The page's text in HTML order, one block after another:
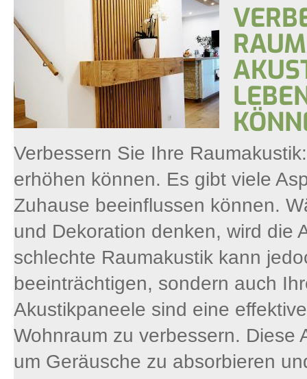
Verbessern Sie Ihre
erhöhen können. Es gibt viele
Zuhause beeinflussen können.
und Dekoration denken, wird die
schlechte Raumakustik kann
beeinträchtigen, sondern auch
Akustikpaneele sind eine
Wohnraum zu verbessern. Diese
um Geräusche zu absorbieren